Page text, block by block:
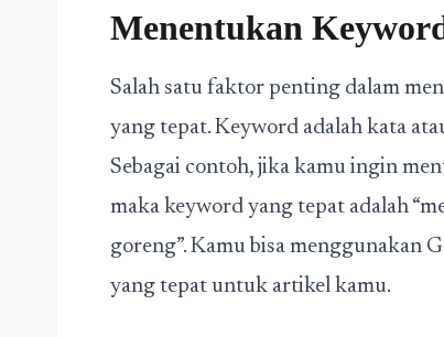
Menentukan
Salah satu faktor penting dalam
yang tepat. Keyword adalah kata
Sebagai contoh, jika kamu ingin
maka keyword yang tepat adalah
goreng”. Kamu bisa menggunakan
yang tepat untuk artikel kamu.